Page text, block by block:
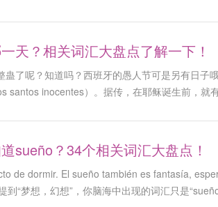
，如果全部累加在一起，预
天？相关词汇大盘点了解一下！
了呢？知道吗？西班牙的愚人节可是另有日子
santos inocentes）。据传，在耶稣诞生前，
sueño？34个相关词汇大盘点！
de dormir. El sueño también es fantasía,
到“梦想，幻想”，你脑海中出现的词汇只是